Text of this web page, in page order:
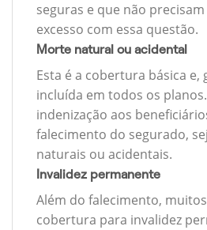
seguras e que não
excesso com essa questão.
Morte natural ou acidental
Esta é a cobertura básica e,
incluída em todos os
indenização aos
falecimento do segurado,
naturais ou acidentais.
Invalidez permanente
Além do falecimento,
cobertura para invalidez